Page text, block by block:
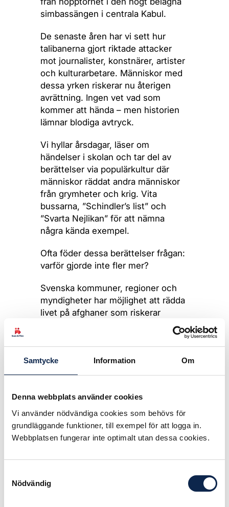
Samtycke Information Om
Denna webbplats använder cookies
Vi använder nödvändiga cookies som behövs för
grundläggande funktioner, till exempel för att logga in.
Webbplatsen fungerar inte optimalt utan dessa cookies.
Nödvändig
simbassängen i centrala Kabul.
De senaste åren har vi sett hur
talibanerna gjort riktade attacker
mot journalister, konstnärer, artister
och kulturarbetare. Människor med
dessa yrken riskerar nu återigen
avrättning. Ingen vet vad som
kommer att hända – men historien
lämnar blodiga avtryck.
Vi hyllar årsdagar, läser om
händelser i skolan och tar del av
berättelser via populärkultur där
människor räddat andra människor
från grymheter och krig. Vita
bussarna, ”Schindler’s list” och
”Svarta Nejlikan” för att nämna
några kända exempel.
Ofta föder dessa berättelser frågan:
varför gjorde inte fler mer?
Svenska kommuner, regioner och
myndigheter har möjlighet att rädda
livet på afghaner som riskerar
avrättning på grund av sina yrken.
Fristadsprogrammet är ett exempel
där Kulturrådet och Migrationsverket
samverkar med kommuner genom
att erbjuda hotade konstnärer och
och verka.
25 kommuner gör detta i dag. Men
det finns ytterligare 265 kommuner i
kommuner att aktivt bjuda in